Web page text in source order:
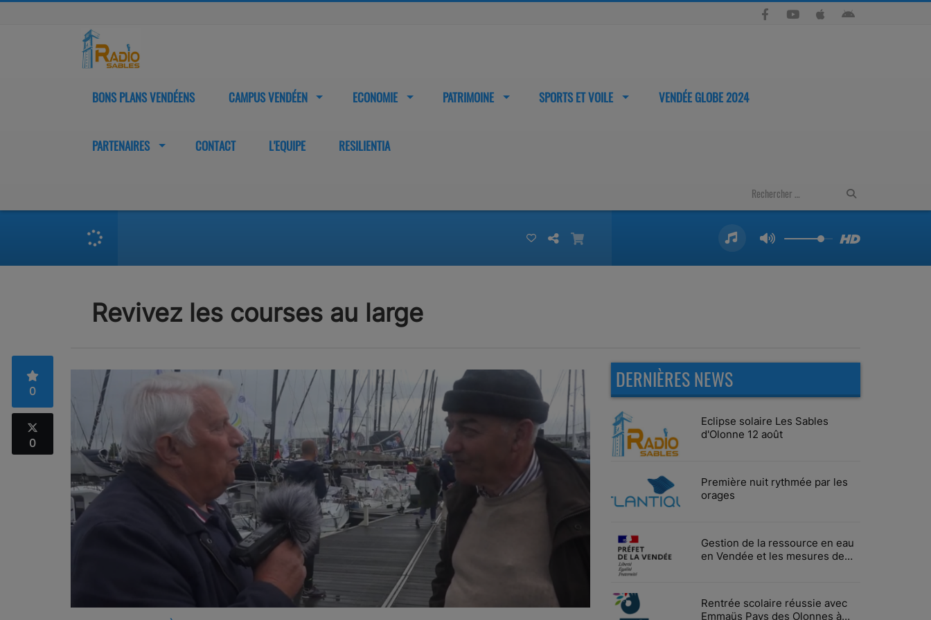
BONS PLANS VENDÉENS CAMPUS VENDÉEN ECONOMIE PATRIMOINE SPORTS ET VOILE VENDÉE GLOBE 2024
PARTENAIRES CONTACT L'EQUIPE RESILIENTIA
Revivez les courses au large
0
0
DERNIÈRES NEWS
Eclipse solaire Les Sables
d'Olonne 12 août
Première nuit rythmée par les
orages
Gestion de la ressource en eau
en Vendée et les mesures de
Rentrée scolaire réussie avec
Emmaüs Pays des Olonnes à